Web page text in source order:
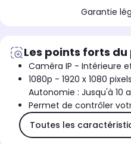
Garantie
Les points forts
Caméra IP - Intérieure
1080p - 1920 x 1080
Autonomie : Jusqu'à 10
Permet de contrôler
Toutes les